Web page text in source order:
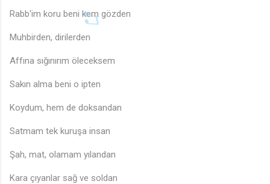
Rabb'im koru beni kem gözden
Muhbirden, dirilerden
Affına sığınırım öleceksem
Sakın alma beni o ipten
Koydum, hem de doksandan
Satmam tek kuruşa insan
Şah, mat, olamam yılandan
Kara çıyanlar sağ ve soldan